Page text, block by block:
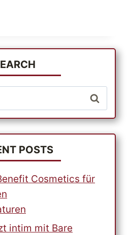
POSTS
Cosmetics für
intim mit Bare